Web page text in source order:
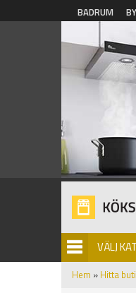
Hoppa till huvudinnehåll
BADRUM
VÄLJ
Hem » Hitta